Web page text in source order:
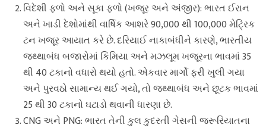
વિદેશી ફળો અને સૂકા ફળો (ખજૂર અને અંજીર): ભારત ઈરાન
અને ખાડી દેશોમાંથી વાર્ષિક આશરે 90,000 થી 100,000 મેટ્રિક
ટન ખજૂર આયાત કરે છે. દરિયાઈ નાકાબંધીને કારણે, ભારતીય
જથ્થાબંધ બજારોમાં કિમિયા અને મઝલૂમ ખજૂરના ભાવમાં 35
થી 40 ટકાનો વધારો થયો હતો. એકવાર માર્ગો ફરી ખુલી ગયા
અને પુરવઠો સામાન્ય થઈ ગયો, તો જથ્થાબંધ અને છૂટક ભાવમાં
25 થી 30 ટકાનો ઘટાડો થવાની ધારણા છે.
CNG અને PNG: ભારત તેની કુલ કુદરતી ગેસની જરૂરિયાતના